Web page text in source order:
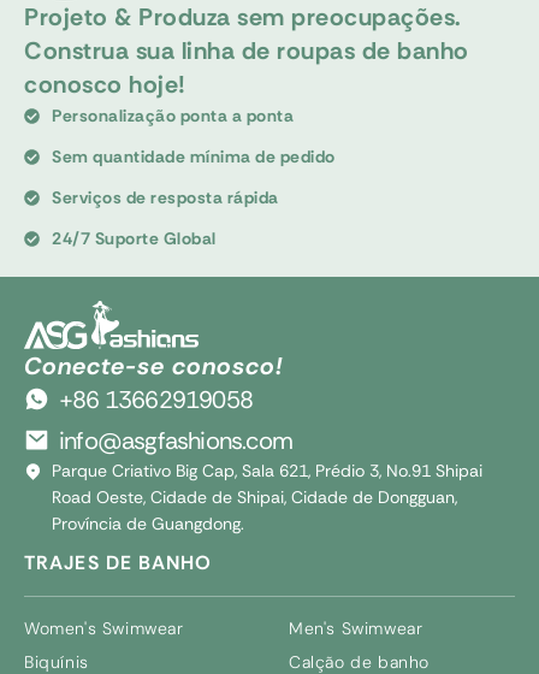
Projeto & Produza sem preocupações.
Construa sua linha de roupas de banho
conosco hoje!
Personalização ponta a ponta
Sem quantidade mínima de pedido
Serviços de resposta rápida
24/7 Suporte Global
Conecte-se conosco!
+86 13662919058
info@asgfashions.com
Parque Criativo Big Cap, Sala 621, Prédio 3, No.91 Shipai
Road Oeste, Cidade de Shipai, Cidade de Dongguan,
Província de Guangdong.
TRAJES DE BANHO
Women's Swimwear
Biquínis
Men's Swimwear
Calção de banho